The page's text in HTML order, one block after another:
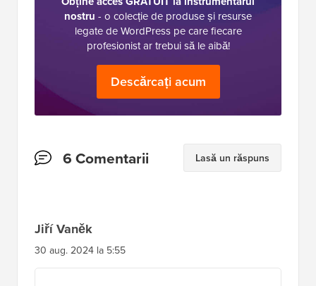
nostru - o colecție de produse și resurse
legate de WordPress pe care fiecare
profesionist ar trebui să le aibă!
Descărcați acum
Interacțiuni
6 Comentarii Lasă un răspuns
Jiří Vaněk
30 aug. 2024 la 5:55